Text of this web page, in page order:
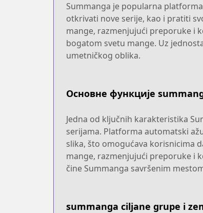
Summanga je popularna
otkrivati nove serije, kao i pratiti
mange, razmenjujući preporuke i
bogatom svetu mange. Uz
umetničkog oblika.
Основне функције
Jedna od ključnih karakteristika
serijama. Platforma automatski
slika, što omogućava korisnicima
mange, razmenjujući preporuke i
čine Summanga savršenim
summanga ciljane grupe i